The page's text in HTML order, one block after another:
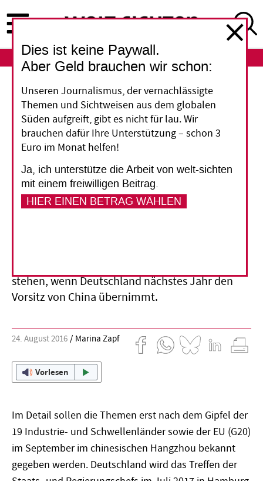
zum
Inhalt
ABO
G20-Vorsitz
Fluchtursachen
abstellen, Entwicklung
fördern
In Berlin hat die Planung der deutschen
stehen, wenn Deutschland nächstes Jahr den
Vorsitz von China übernimmt.
24. August 2016 Marina Zapf
Vorlesen
Im Detail sollen die Themen erst nach dem Gipfel der
19 Industrie- und Schwellenländer sowie der EU (G20)
im September im chinesischen Hangzhou bekannt
gegeben werden. Deutschland wird das Treffen der
Dies ist keine Paywall.
Aber Geld brauchen wir schon:
Unseren Journalismus, der vernachlässigte
Themen und Sichtweisen aus dem globalen
Süden aufgreift, gibt es nicht für lau. Wir
brauchen dafür Ihre Unterstützung – schon 3
Euro im Monat helfen!
Ja, ich unterstütze die Arbeit von welt-sichten
mit einem freiwilligen Beitrag.
HIER EINEN BETRAG WÄHLEN